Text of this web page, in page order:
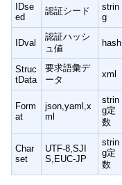
IDse
ed
認証シード
strin
g
IDval
認証ハッシ
ュ値
hash
Struc
tData
要求語彙デ
ータ
xml
Form
at
json,yaml,x
ml
strin
g定
数
Char
set
UTF-8,SJI
S,EUC-JP
strin
g定
数